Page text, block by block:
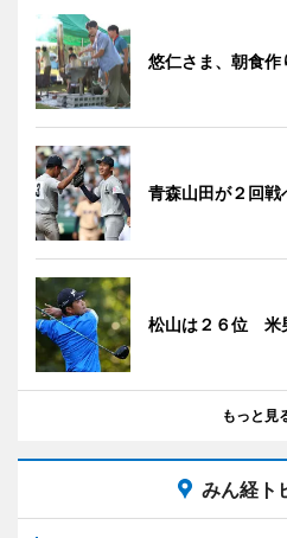
悠仁さま、朝食作
青森山田が２回
松山は２６位 米
もっと見
みん経ト